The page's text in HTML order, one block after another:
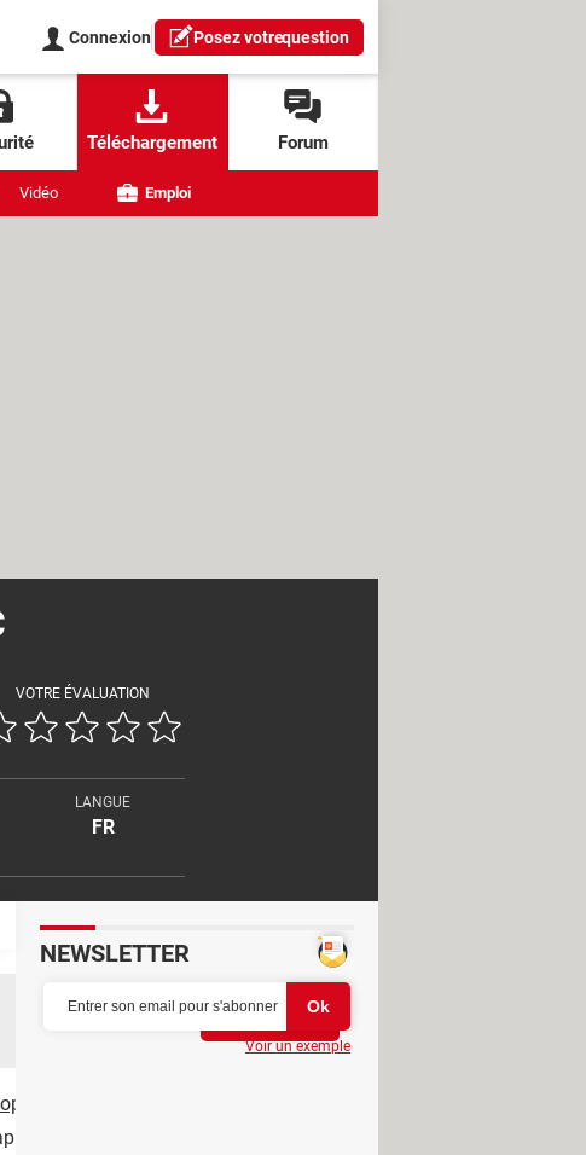
Connexion Posez votrequestion
Téléchargement Forum
Vidéo Emploi
VOTRE ÉVALUATION
LANGUE
FR
NEWSLETTER
Voir un exemple